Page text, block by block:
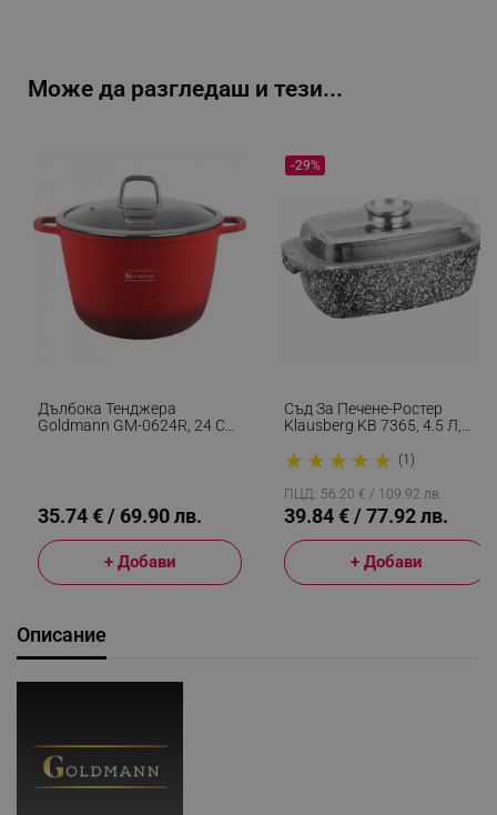
Може да разгледаш и тези...
Дълбока Тенджера
Goldmann GM-0624R, 24 См,
35.74 € / 69.90 лв.
+ Добави
Съд За Печене-Ростер
Klausberg KB 7365, 4.5 Л,
Покритие, Индукция, Сив
★ ★ ★ ★ ★ (1)
-29%
ПЦД: 56.20 € / 109.92 лв.
39.84 € / 77.92 лв.
+ Добави
Описание